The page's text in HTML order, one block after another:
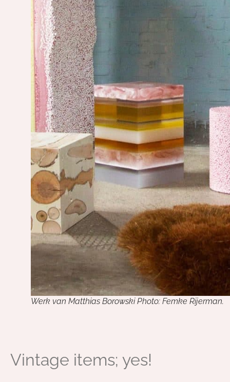
Werk van Matthias Borowski Photo: Femke Rijerman.
Vintage items; yes!